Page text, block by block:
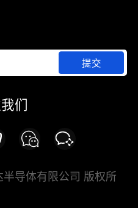
提交
们
导体有限公司 版权所